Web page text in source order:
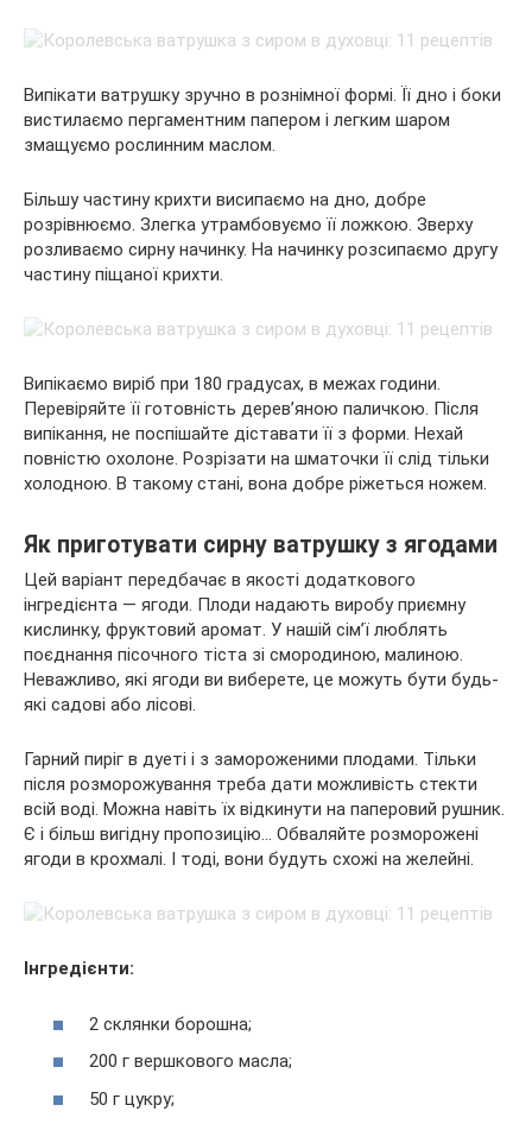
Випікати ватрушку зручно в рознімної формі. Її дно і боки
вистилаємо пергаментним папером і легким шаром
змащуємо рослинним маслом.
Більшу частину крихти висипаємо на дно, добре
розрівнюємо. Злегка утрамбовуємо її ложкою. Зверху
розливаємо сирну начинку. На начинку розсипаємо другу
частину піщаної крихти.
Випікаємо виріб при 180 градусах, в межах години.
Перевіряйте її готовність дерев’яною паличкою. Після
випікання, не поспішайте діставати її з форми. Нехай
повністю охолоне. Розрізати на шматочки її слід тільки
холодною. В такому стані, вона добре ріжеться ножем.
Як приготувати сирну ватрушку з ягодами
Цей варіант передбачає в якості додаткового
інгредієнта — ягоди. Плоди надають виробу приємну
кислинку, фруктовий аромат. У нашій сім’ї люблять
поєднання пісочного тіста зі смородиною, малиною.
Неважливо, які ягоди ви виберете, це можуть бути будь-
які садові або лісові.
Гарний пиріг в дуеті і з замороженими плодами. Тільки
після розморожування треба дати можливість стекти
всій воді. Можна навіть їх відкинути на паперовий рушник.
Є і більш вигідну пропозицію… Обваляйте розморожені
ягоди в крохмалі. І тоді, вони будуть схожі на желейні.
Інгредієнти:
2 склянки борошна;
200 г вершкового масла;
50 г цукру;